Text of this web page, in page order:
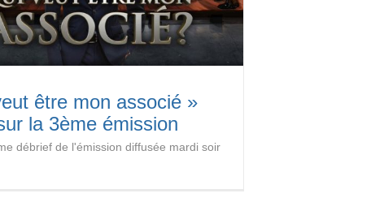
être mon associé »
la 3ème émission
débrief de l'émission diffusée mardi soir